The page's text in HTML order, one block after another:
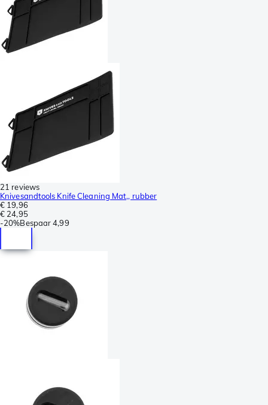
21 reviews
Knivesandtools Knife Cleaning Mat,, rubber
€ 19,96
€ 24,95
-20%Bespaar 4,99